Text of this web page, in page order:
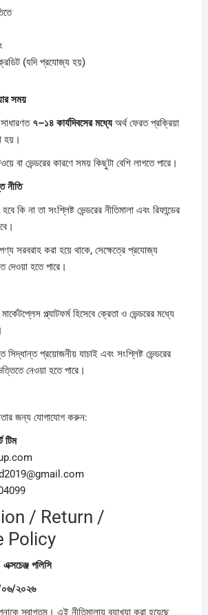
(যদি প্রযোজ্য হয়)
সময়
৭–১৪ কার্যদিবসেরমধ্যেঅর্থ ফেরত প্রক্রিয়া
হয়।
বা ভেন্ডরের কারণে সময় কিছুটা বেশি লাগতে পারে।
নীতি
কি না তা সংশ্লিষ্ট ভেন্ডরের নীতিমালা এবং রিফান্ডের
সরবরাহ করা হয়ে থাকে, সেক্ষেত্রে প্রযোজ্য
দেওয়া হতে পারে।
প্ল্যাটফর্ম হিসেবে ক্রেতা ও ভেন্ডরের মধ্যে
সিদ্ধান্ত প্রয়োজনীয় যাচাই এবং সংশ্লিষ্ট ভেন্ডরের
নেওয়া হতে পারে।
জন্য যোগাযোগ করুন:
টিম
/ Return /
Policy
এক্সচেঞ্জ পলিসি
০৬/২০২৬
স্বাগতম। এই নীতিমালায় ব্যাখ্যা করা হয়েছে